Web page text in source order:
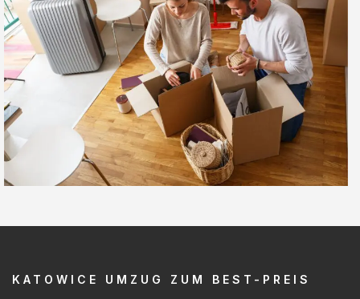
KATOWICE UMZUG ZUM BEST-PREIS